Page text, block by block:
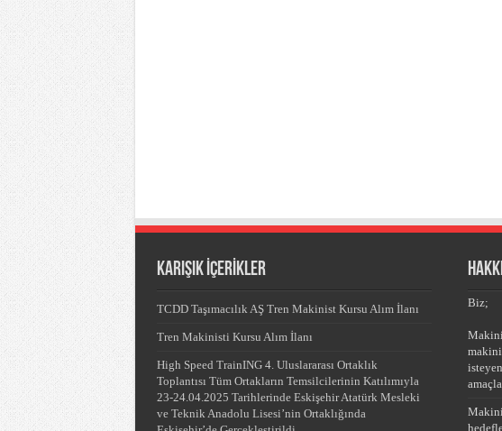
KARIŞIK İÇERİKLER
TCDD Taşımacılık AŞ Tren Makinist Kursu Alım İlanı
Tren Makinisti Kursu Alım İlanı
High Speed TrainING 4. Uluslararası Ortaklık
Toplantısı Tüm Ortakların Temsilcilerinin Katılımıyla
23-24.04.2025 Tarihlerinde Eskişehir Atatürk Mesleki
ve Teknik Anadolu Lisesi’nin Ortaklığında
Biz;